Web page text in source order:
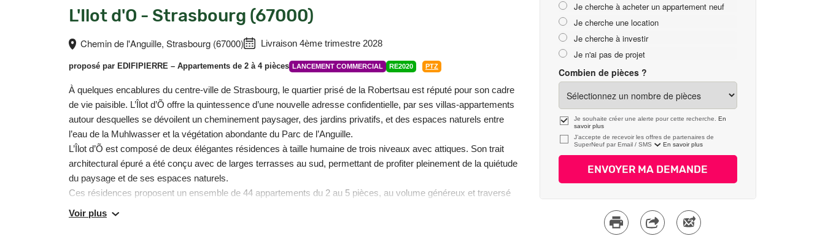
L'Ilot d'O - Strasbourg (67000)
Chemin de l'Anguille, Strasbourg (67000) Livraison 4ème trimestre 2028
proposé par EDIFIPIERRE – Appartements de 2 à 4 pièces LANCEMENT COMMERCIAL RE2020 PTZ
À quelques encablures du centre-ville de Strasbourg, le quartier prisé de la Robertsau est réputé pour son cadre
de vie paisible. L’Îlot d’Õ offre la quintessence d’une nouvelle adresse confidentielle, par ses villas-appartements
autour desquelles se dévoilent un cheminement paysager, des jardins privatifs, et des espaces naturels entre
l’eau de la Muhlwasser et la végétation abondante du Parc de l’Anguille.
L’Îlot d’Õ est composé de deux élégantes résidences à taille humaine de trois niveaux avec attiques. Son trait
architectural épuré a été conçu avec de larges terrasses au sud, permettant de profiter pleinement de la quiétude
du paysage et de ses espaces naturels.
Ces résidences proposent un ensemble de 44 appartements du 2 au 5 pièces, au volume généreux et traversé
de lumière naturelle offrant un maximum de bien-être. Ces appartements répondent aussi aux enjeux
Voir plus
Je cherche à acheter un appartement neuf
Je cherche une location
Je cherche à investir
Je n'ai pas de projet
Combien de pièces ?
Je souhaite créer une alerte pour cette recherche. En
savoir plus
J’accepte de recevoir les offres de partenaires de
SuperNeuf par
En savoir plus
ENVOYER MA DEMANDE